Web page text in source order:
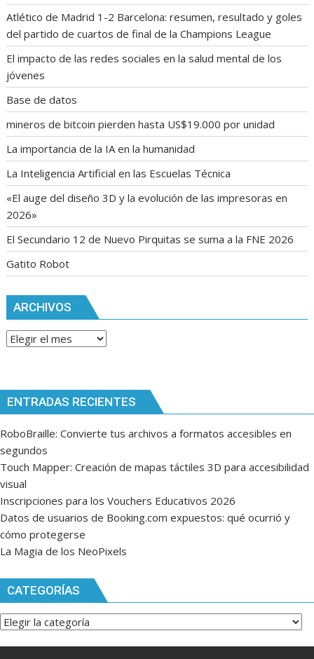
Atlético de Madrid 1-2 Barcelona: resumen, resultado y goles
del partido de cuartos de final de la Champions League
El impacto de las redes sociales en la salud mental de los
jóvenes
Base de datos
mineros de bitcoin pierden hasta US$19.000 por unidad
La importancia de la IA en la humanidad
La Inteligencia Artificial en las Escuelas Técnica
«El auge del diseño 3D y la evolución de las impresoras en
2026»
El Secundario 12 de Nuevo Pirquitas se suma a la FNE 2026
Gatito Robot
ARCHIVOS
Archivos
ENTRADAS RECIENTES
RoboBraille: Convierte tus archivos a formatos accesibles en
segundos
Touch Mapper: Creación de mapas táctiles 3D para accesibilidad
visual
Inscripciones para los Vouchers Educativos 2026
Datos de usuarios de Booking.com expuestos: qué ocurrió y
cómo protegerse
La Magia de los NeoPixels
CATEGORÍAS
Categorías